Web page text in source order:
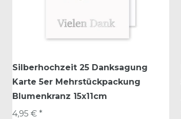
Silberhochzeit 25 Danksagung
Karte 5er Mehrstückpackung
Blumenkranz 15x11cm
4,95 € *